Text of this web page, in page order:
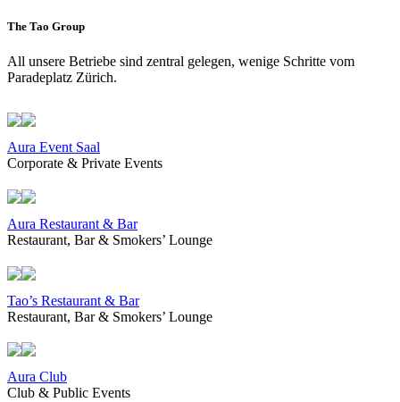
The Tao Group
All unsere Betriebe sind zentral gelegen, wenige Schritte vom
Paradeplatz Zürich.
Aura Event Saal
Corporate & Private Events
Aura Restaurant & Bar
Restaurant, Bar & Smokers’ Lounge
Tao’s Restaurant & Bar
Restaurant, Bar & Smokers’ Lounge
Aura Club
Club & Public Events